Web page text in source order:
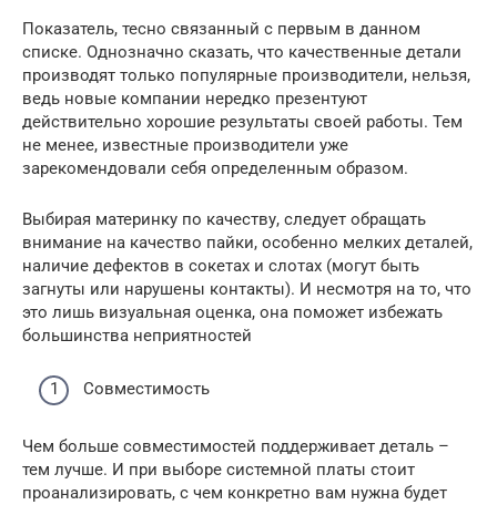
Показатель, тесно связанный с первым в данном
списке. Однозначно сказать, что качественные детали
производят только популярные производители, нельзя,
ведь новые компании нередко презентуют
действительно хорошие результаты своей работы. Тем
не менее, известные производители уже
зарекомендовали себя определенным образом.
Выбирая материнку по качеству, следует обращать
внимание на качество пайки, особенно мелких деталей,
наличие дефектов в сокетах и слотах (могут быть
загнуты или нарушены контакты). И несмотря на то, что
это лишь визуальная оценка, она поможет избежать
большинства неприятностей
Совместимость
Чем больше совместимостей поддерживает деталь –
тем лучше. И при выборе системной платы стоит
проанализировать, с чем конкретно вам нужна будет